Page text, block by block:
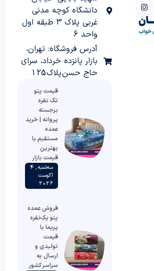
دانشگاه کوچه مدنی
غربی پلاک 3 طبقه اول
واحد 6
آدرس فروشگاه: تهران،
بازار پانزده خرداد، سرای
حاج حسن پلاک 125
قیمت پتو
تک نفره
برجسته
پروانه | خرید
عمده
مستقیم با
بهترین
قیمت بازار
سه‌شنبه , 4
آگوست
2026
فروش عمده
پتو یک‌نفره
پریما با
قیمت
تولیدی و
ارسال به
سراسر کشور